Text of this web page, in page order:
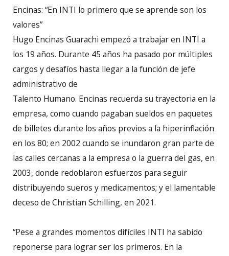
Encinas: “En INTI lo primero que se aprende son los
valores”
Hugo Encinas Guarachi empezó a trabajar en INTI a
los 19 años. Durante 45 años ha pasado por múltiples
cargos y desafíos hasta llegar a la función de jefe
administrativo de
Talento Humano. Encinas recuerda su trayectoria en la
empresa, como cuando pagaban sueldos en paquetes
de billetes durante los años previos a la hiperinflación
en los 80; en 2002 cuando se inundaron gran parte de
las calles cercanas a la empresa o la guerra del gas, en
2003, donde redoblaron esfuerzos para seguir
distribuyendo sueros y medicamentos; y el lamentable
deceso de Christian Schilling, en 2021.
“Pese a grandes momentos difíciles INTI ha sabido
reponerse para lograr ser los primeros. En la